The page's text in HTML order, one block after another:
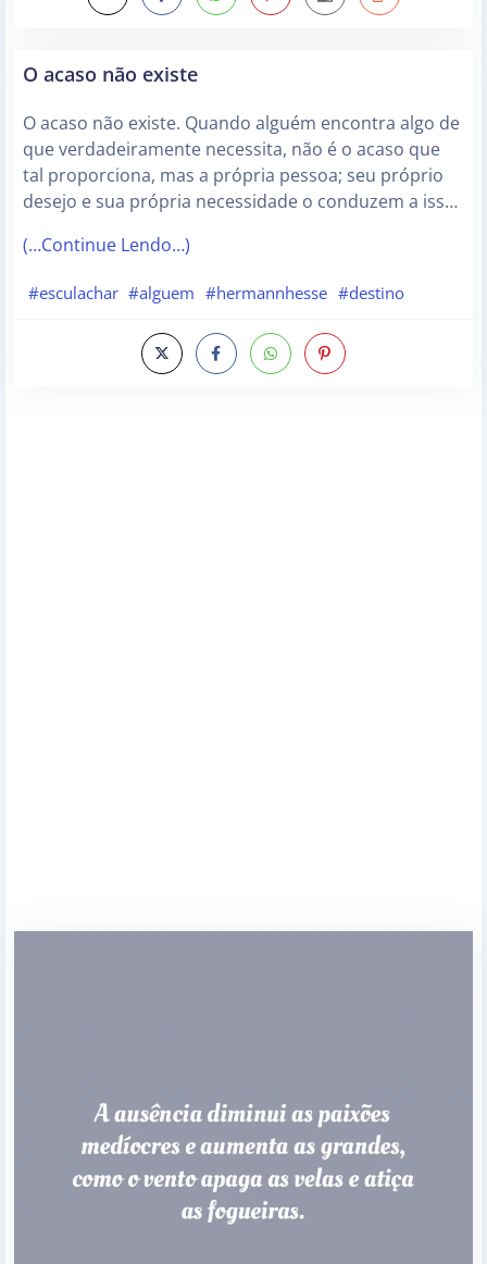
O acaso não existe
O acaso não existe. Quando alguém encontra algo de
que verdadeiramente necessita, não é o acaso que
tal proporciona, mas a própria pessoa; seu próprio
desejo e sua própria necessidade o conduzem a iss…
(…Continue Lendo…)
#esculachar #alguem #hermannhesse #destino